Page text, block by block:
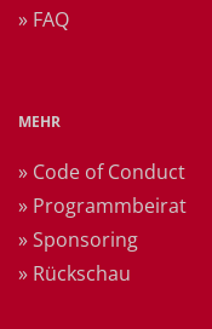
» FAQ
MEHR
» Code of Conduct
» Programmbeirat
» Sponsoring
» Rückschau